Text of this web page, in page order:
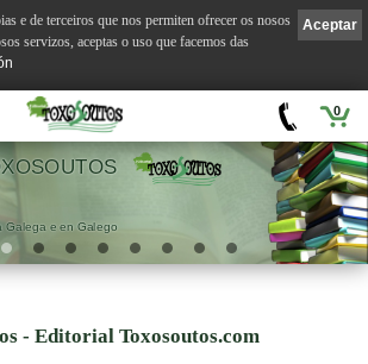
0
Galega e en Galego
- Editorial Toxosoutos.com
Aceptar
e de terceiros que nos permiten ofrecer os nosos
servizos, aceptas o uso que facemos das